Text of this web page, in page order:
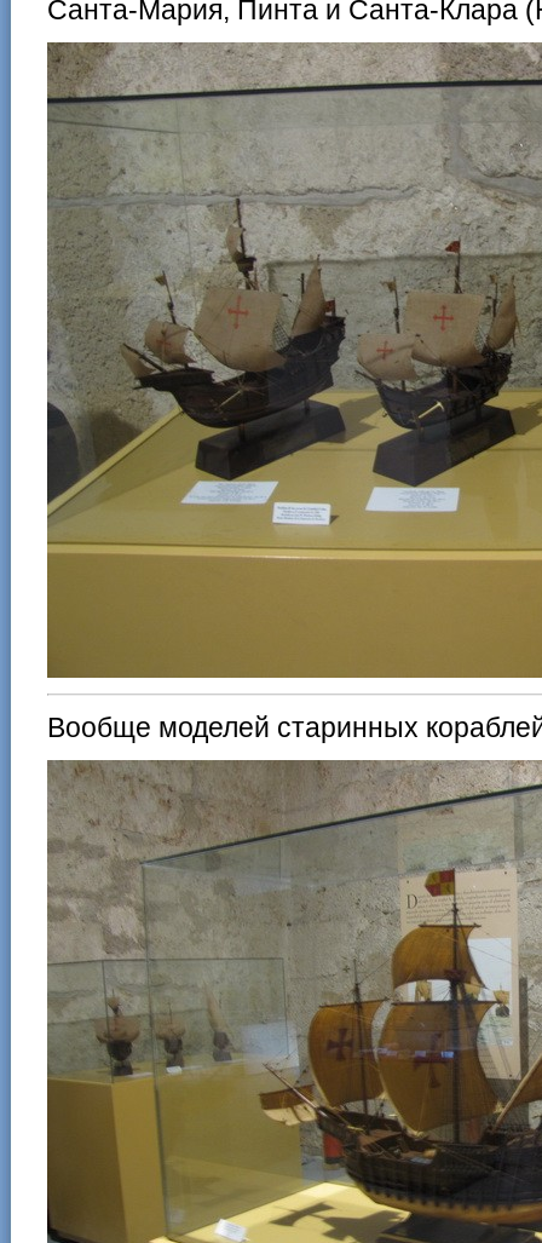
Санта-Мария, Пинта и Санта-Клара
Вообще моделей старинных